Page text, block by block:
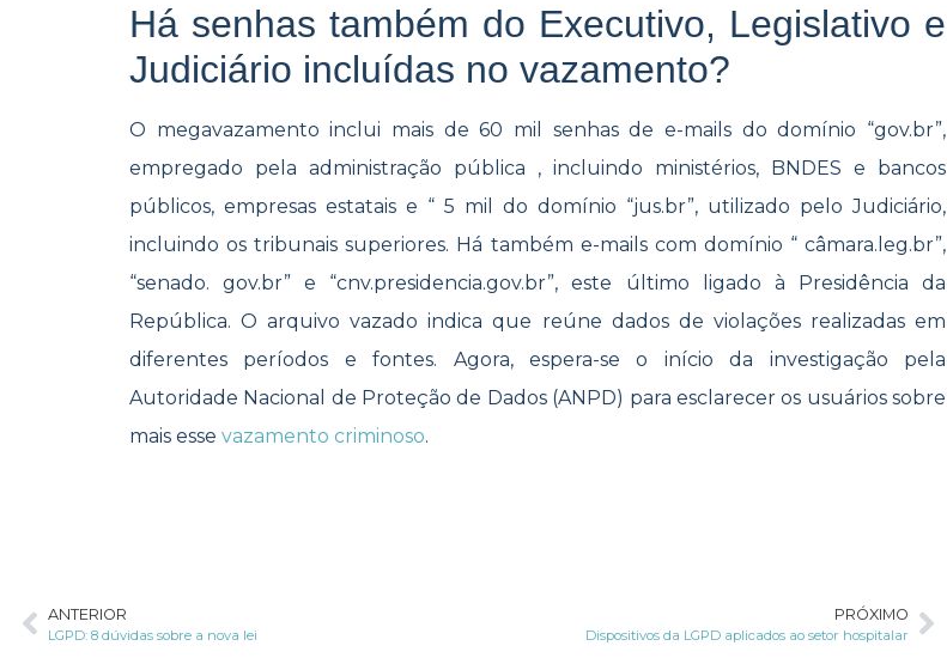
Há senhas também do Executivo, Legislativo e
Judiciário incluídas no vazamento?
O megavazamento inclui mais de 60 mil senhas de e-mails do domínio “gov.br”,
empregado pela administração pública , incluindo ministérios, BNDES e bancos
públicos, empresas estatais e “ 5 mil do domínio “jus.br”, utilizado pelo Judiciário,
incluindo os tribunais superiores. Há também e-mails com domínio “ câmara.leg.br”,
“senado. gov.br” e “cnv.presidencia.gov.br”, este último ligado à Presidência da
República. O arquivo vazado indica que reúne dados de violações realizadas em
diferentes períodos e fontes. Agora, espera-se o início da investigação pela
Autoridade Nacional de Proteção de Dados (ANPD) para esclarecer os usuários sobre
mais esse vazamento criminoso.
ANTERIOR
LGPD: 8 dúvidas sobre a nova lei
PRÓXIMO
Dispositivos da LGPD aplicados ao setor hospitalar